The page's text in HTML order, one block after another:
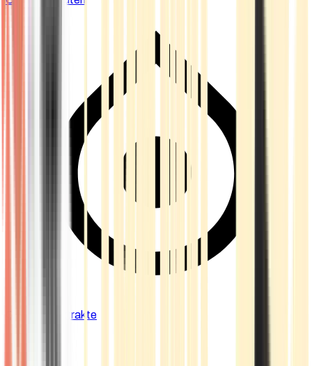
Cannabis Extrakte